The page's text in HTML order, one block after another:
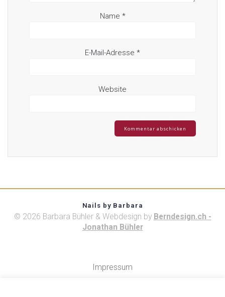
Name *
E-Mail-Adresse *
Website
Nails by Barbara
© 2026 Barbara Bühler & Webdesign by Berndesign.ch -
Jonathan Bühler
Impressum